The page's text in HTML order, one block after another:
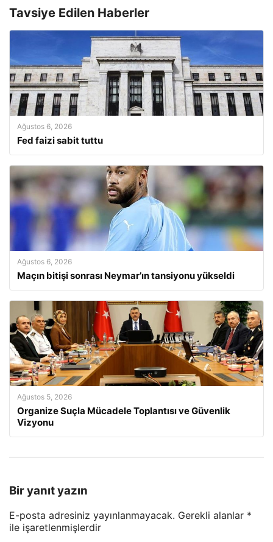
Tavsiye Edilen Haberler
Ağustos 6, 2026
Fed faizi sabit tuttu
Ağustos 6, 2026
Maçın bitişi sonrası Neymar’ın tansiyonu yükseldi
Ağustos 5, 2026
Organize Suçla Mücadele Toplantısı ve Güvenlik
Vizyonu
Bir yanıt yazın
E-posta adresiniz yayınlanmayacak. Gerekli alanlar *
ile işaretlenmişlerdir